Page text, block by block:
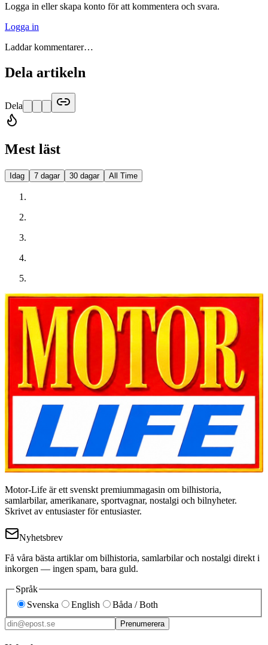
Logga in eller skapa konto för att kommentera och svara.
Logga in
Laddar kommentarer…
Dela artikeln
Dela
Mest läst
Idag 7 dagar 30 dagar All Time
Motor-Life är ett svenskt premiummagasin om bilhistoria,
samlarbilar, amerikanare, sportvagnar, nostalgi och bilnyheter.
Skrivet av entusiaster för entusiaster.
Nyhetsbrev
Få våra bästa artiklar om bilhistoria, samlarbilar och nostalgi direkt i
inkorgen — ingen spam, bara guld.
Språk
Svenska
English Båda / Both
Prenumerera